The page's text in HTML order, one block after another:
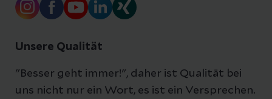
Unsere Qualität
"Besser geht immer!", daher ist Qualität bei
uns nicht nur ein Wort, es ist ein Versprechen.